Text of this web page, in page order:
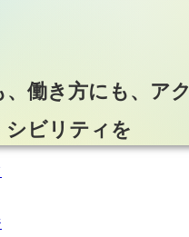
、働き方にも、ア
シビリティを